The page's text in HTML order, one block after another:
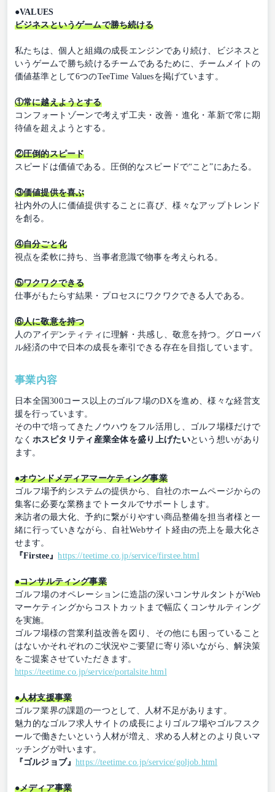
●VALUES
ビジネスというゲームで勝ち続ける
私たちは、個人と組織の成長エンジンであり続け、ビジネスと
いうゲームで勝ち続けるチームであるために、チームメイトの
価値基準として6つのTeeTime Valuesを掲げています。
①常に越えようとする
コンフォートゾーンで考えず工夫・改善・進化・革新で常に期
待値を超えようとする。
②圧倒的スピード
スピードは価値である。圧倒的なスピードで“こと”にあたる。
③価値提供を喜ぶ
社内外の人に価値提供することに喜び、様々なアップトレンド
を創る。
④自分ごと化
視点を柔軟に持ち、当事者意識で物事を考えられる。
⑤ワクワクできる
仕事がもたらす結果・プロセスにワクワクできる人である。
⑥人に敬意を持つ
人のアイデンティティに理解・共感し、敬意を持つ。グローバ
ル経済の中で日本の成長を牽引できる存在を目指しています。
事業内容
日本全国300コース以上のゴルフ場のDXを進め、様々な経営支
援を行っています。
その中で培ってきたノウハウをフル活用し、ゴルフ場様だけで
なく ホスピタリティ産業全体を盛り上げたいという想いがあり
ます。
●オウンドメディアマーケティング事業
ゴルフ場予約システムの提供から、自社のホームページからの
集客に必要な業務までトータルでサポートします。
来訪者の最大化、予約に繋がりやすい商品整備を担当者様と一
緒に行っていきながら、自社Webサイト経由の売上を最大化さ
せます。
『Firstee』https://teetime.co.jp/service/firstee.html
●コンサルティング事業
ゴルフ場のオペレーションに造詣の深いコンサルタントがWeb
マーケティングからコストカットまで幅広くコンサルティング
を実施。
ゴルフ場様の営業利益改善を図り、その他にも困っていること
はないかそれぞれのご状況やご要望に寄り添いながら、解決策
をご提案させていただきます。
https://teetime.co.jp/service/portalsite.html
●人材支援事業
ゴルフ業界の課題の一つとして、人材不足があります。
魅力的なゴルフ求人サイトの成長によりゴルフ場やゴルフスク
ールで働きたいという人材が増え、求める人材とのより良いマ
ッチングが叶います。
『ゴルジョブ』https://teetime.co.jp/service/goljob.html
●メディア事業